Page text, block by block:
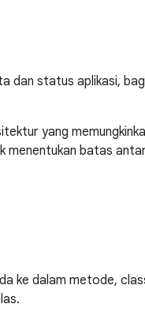
dan status aplikasi,
yang
menentukan batas
ke dalam metode,